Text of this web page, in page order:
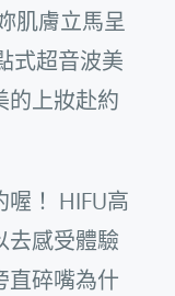
肌膚立馬呈
式超音波美
的上妝赴約
！ HIFU高
去感受體驗
直碎嘴為什